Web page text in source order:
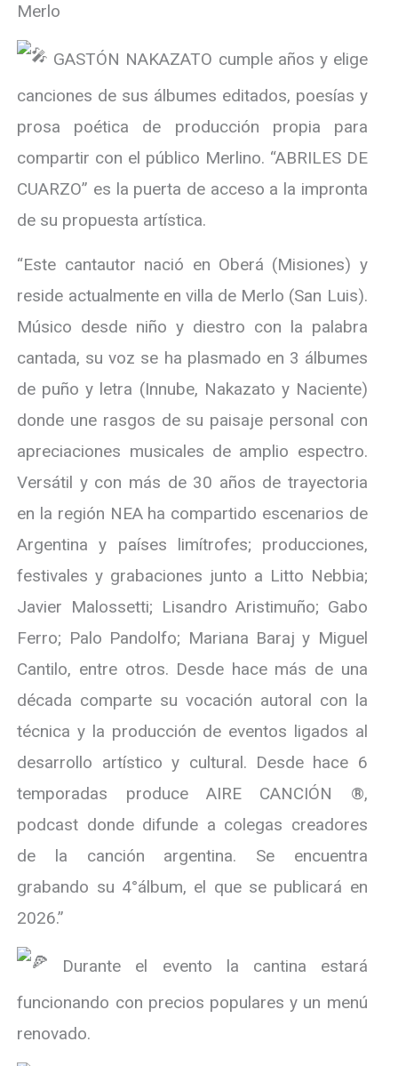
Merlo
GASTÓN NAKAZATO cumple años y elige
canciones de sus álbumes editados, poesías y
prosa poética de producción propia para
compartir con el público Merlino. “ABRILES DE
CUARZO” es la puerta de acceso a la impronta
de su propuesta artística.
“Este cantautor nació en Oberá (Misiones) y
reside actualmente en villa de Merlo (San Luis).
Músico desde niño y diestro con la palabra
cantada, su voz se ha plasmado en 3 álbumes
de puño y letra (Innube, Nakazato y Naciente)
donde une rasgos de su paisaje personal con
apreciaciones musicales de amplio espectro.
Versátil y con más de 30 años de trayectoria
en la región NEA ha compartido escenarios de
Argentina y países limítrofes; producciones,
festivales y grabaciones junto a Litto Nebbia;
Javier Malossetti; Lisandro Aristimuño; Gabo
Ferro; Palo Pandolfo; Mariana Baraj y Miguel
Cantilo, entre otros. Desde hace más de una
década comparte su vocación autoral con la
técnica y la producción de eventos ligados al
desarrollo artístico y cultural. Desde hace 6
temporadas produce AIRE CANCIÓN ®,
podcast donde difunde a colegas creadores
de la canción argentina. Se encuentra
grabando su 4°álbum, el que se publicará en
2026.”
Durante el evento la cantina estará
funcionando con precios populares y un menú
renovado.